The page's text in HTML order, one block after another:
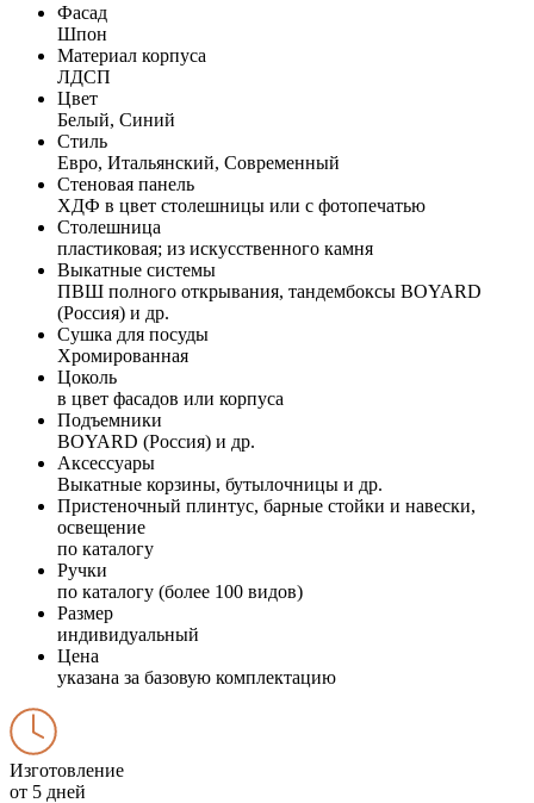
Фасад
Шпон
Материал корпуса
ЛДСП
Цвет
Белый, Синий
Стиль
Евро, Итальянский, Современный
Стеновая панель
ХДФ в цвет столешницы или с фотопечатью
Столешница
пластиковая; из искусственного камня
Выкатные системы
ПВШ полного открывания, тандембоксы BOYARD
(Россия) и др.
Сушка для посуды
Хромированная
Цоколь
в цвет фасадов или корпуса
Подъемники
BOYARD (Россия) и др.
Аксессуары
Выкатные корзины, бутылочницы и др.
Пристеночный плинтус, барные стойки и навески,
освещение
по каталогу
Ручки
по каталогу (более 100 видов)
Размер
индивидуальный
Цена
указана за базовую комплектацию
Изготовление
от 5 дней